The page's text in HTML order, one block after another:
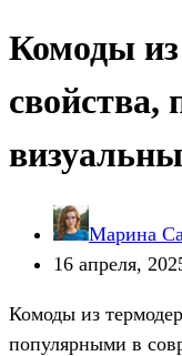
Комоды из
свойства,
Марина
16 апреля,
Комоды из
популярными в